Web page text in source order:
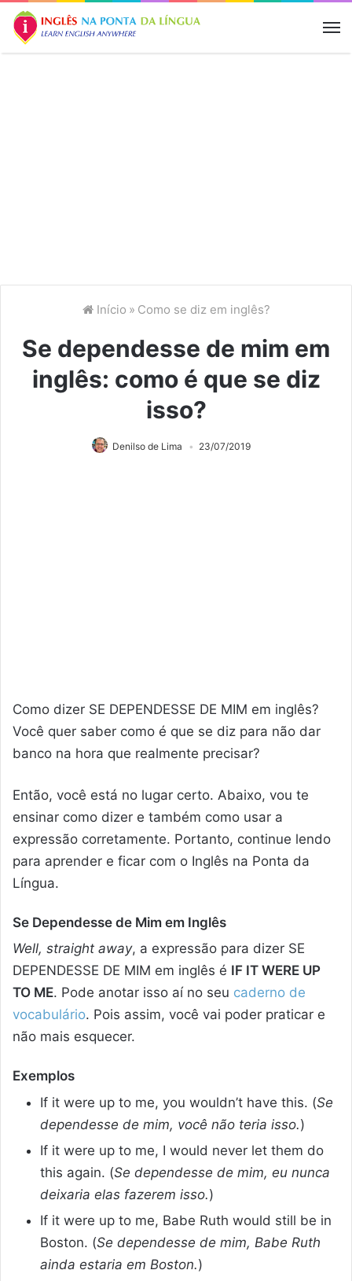
Início » Como se diz em inglês?
Se dependesse de mim em
inglês: como é que se diz
isso?
Denilso de Lima 23/07/2019
Como dizer SE DEPENDESSE DE MIM em inglês?
Você quer saber como é que se diz para não dar
banco na hora que realmente precisar?
Então, você está no lugar certo. Abaixo, vou te
ensinar como dizer e também como usar a
expressão corretamente. Portanto, continue lendo
para aprender e ficar com o Inglês na Ponta da
Língua.
Se Dependesse de Mim em Inglês
Well, straight away, a expressão para dizer SE
DEPENDESSE DE MIM em inglês é IF IT WERE UP
TO ME. Pode anotar isso aí no seu caderno de
vocabulário. Pois assim, você vai poder praticar e
não mais esquecer.
Exemplos
If it were up to me, you wouldn’t have this. (Se
dependesse de mim, você não teria isso.)
If it were up to me, I would never let them do
this again. (Se dependesse de mim, eu nunca
deixaria elas fazerem isso.)
If it were up to me, Babe Ruth would still be in
Boston. (Se dependesse de mim, Babe Ruth
ainda estaria em Boston.)